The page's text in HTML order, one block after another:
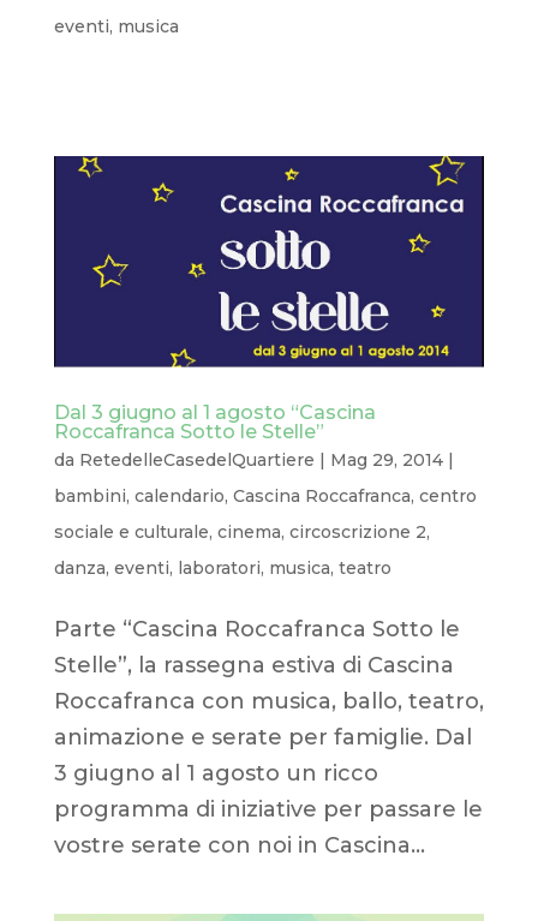
eventi, musica
Dal 3 giugno al 1 agosto “Cascina
Roccafranca Sotto le Stelle”
da RetedelleCasedelQuartiere Mag 29, 2014|
bambini, calendario, Cascina Roccafranca, centro
sociale e culturale, cinema, circoscrizione 2,
danza, eventi, laboratori, musica, teatro
Parte “Cascina Roccafranca Sotto le
Stelle”, la rassegna estiva di Cascina
Roccafranca con musica, ballo, teatro,
animazione e serate per famiglie. Dal
3 giugno al 1 agosto un ricco
programma di iniziative per passare le
vostre serate con noi in Cascina...